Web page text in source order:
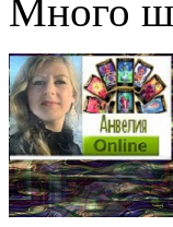
Много